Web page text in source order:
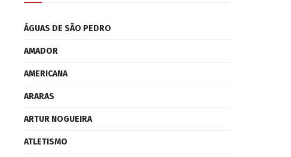
ÁGUAS DE SÃO PEDRO
AMADOR
AMERICANA
ARARAS
ARTUR NOGUEIRA
ATLETISMO